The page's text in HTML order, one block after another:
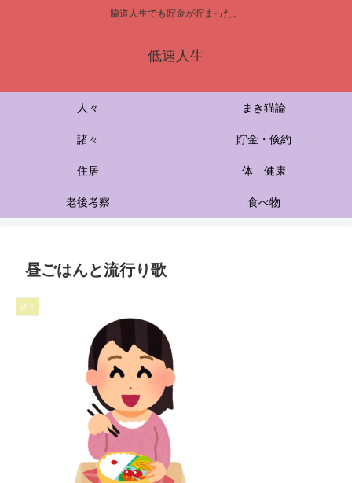
脇道人生でも貯金が貯まった。
低速人生
人々 まき猫論
諸々 貯金・倹約
住居 体 健康
老後考察 食べ物
昼ごはんと流行り歌
諸々